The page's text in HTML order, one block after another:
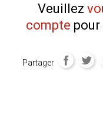
Veuillez
compte
Partager